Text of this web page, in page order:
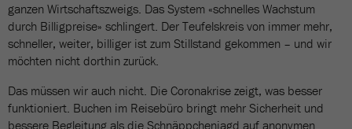
ganzen Wirtschaftszweigs. Das System «schnelles Wachstum
durch Billigpreise» schlingert. Der Teufelskreis von immer mehr,
schneller, weiter, billiger ist zum Stillstand gekommen – und wir
möchten nicht dorthin zurück.
Das müssen wir auch nicht. Die Coronakrise zeigt, was besser
funktioniert. Buchen im Reisebüro bringt mehr Sicherheit und
bessere Begleitung als die Schnäppchenjagd auf anonymen